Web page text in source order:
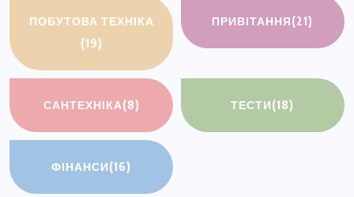
ПОБУТОВА ТЕХНІКА
(19)
ПРИВІТАННЯ(21)
САНТЕХНІКА(8) ТЕСТИ(18)
ФІНАНСИ(16)